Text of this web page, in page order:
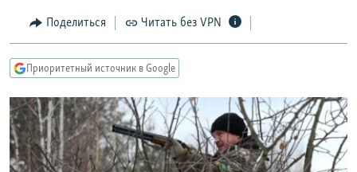
главной
навигации
Вернутся
поиску
КУЛЬТУРА
IDEL.РЕАЛИИ
КАВКАЗ.РЕАЛИИ
СЕВЕР.РЕАЛИИ
СИБИРЬ.РЕАЛИИ
РАСПИСАНИЕ ВЕЩАНИЯ
Поделиться Читать без VPN
Приоритетный источник в Google